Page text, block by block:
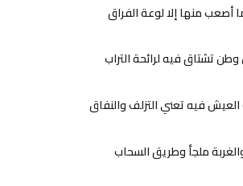
أصعب منها إلا لوعة الفراق
تشتاق فيه لرائحة التراب
فيه تعني التزلف والنفاق
ملجأ وطريق السحاب